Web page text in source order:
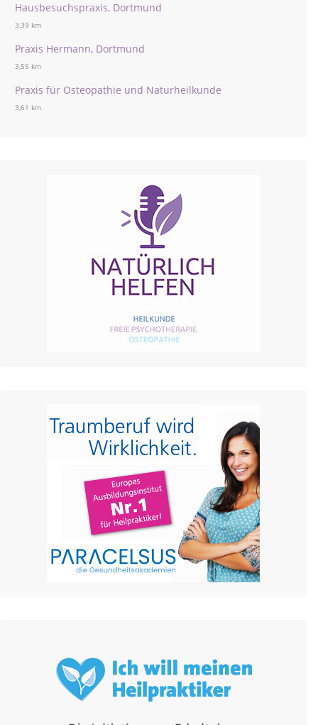
Hausbesuchspraxis, Dortmund
3,39 km
Praxis Hermann, Dortmund
3,55 km
Praxis für Osteopathie und Naturheilkunde
3,61 km